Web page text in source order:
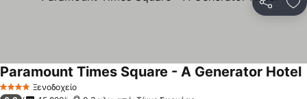
4 ΑστέριαΞενοδοχείο
Paramount Times Square - A Generator Hotel